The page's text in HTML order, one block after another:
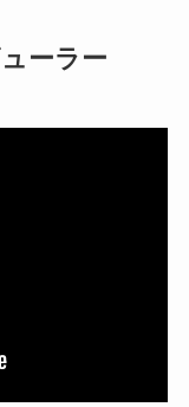
ーラー